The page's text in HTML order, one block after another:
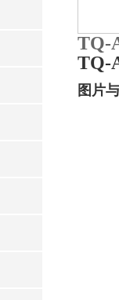
TQ-
TQ-
图片